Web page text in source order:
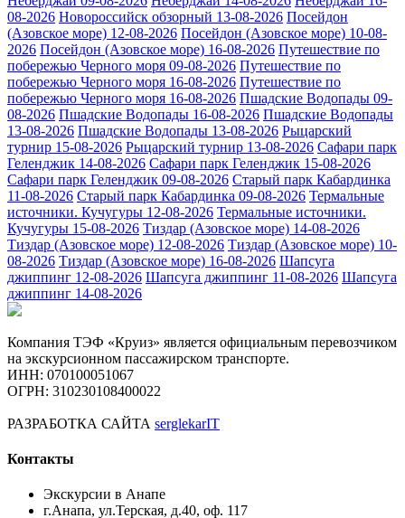
08-2026 Новороссийск обзорный 13-08-2026 Посейдон
(Азовское море) 12-08-2026 Посейдон (Азовское море) 10-08-
2026 Посейдон (Азовское море) 16-08-2026 Путешествие по
побережью Черного моря 09-08-2026 Путешествие по
побережью Черного моря 16-08-2026 Путешествие по
побережью Черного моря 16-08-2026 Пшадские Водопады 09-
08-2026 Пшадские Водопады 16-08-2026 Пшадские Водопады
13-08-2026 Пшадские Водопады 13-08-2026 Рыцарский
турнир 15-08-2026 Рыцарский турнир 13-08-2026 Сафари парк
Геленджик 14-08-2026 Сафари парк Геленджик 15-08-2026
Сафари парк Геленджик 09-08-2026 Старый парк Кабардинка
11-08-2026 Старый парк Кабардинка 09-08-2026 Термальные
источники. Кучугуры 12-08-2026 Термальные источники.
Кучугуры 15-08-2026 Тиздар (Азовское море) 14-08-2026
Тиздар (Азовское море) 12-08-2026 Тиздар (Азовское море) 10-
08-2026 Тиздар (Азовское море) 16-08-2026 Шапсуга
джиппинг 12-08-2026 Шапсуга джиппинг 11-08-2026 Шапсуга
джиппинг 14-08-2026
Компания ТЭФ «Круиз» является официальным перевозчиком
на экскурсионном пассажирском транспорте.
ИНН: 070100051067
ОГРН: 310230108400022
РАЗРАБОТКА САЙТА serglekarIT
Контакты
Экскурсии в Анапе
г.Анапа, ул.Терская, д.40, оф. 117